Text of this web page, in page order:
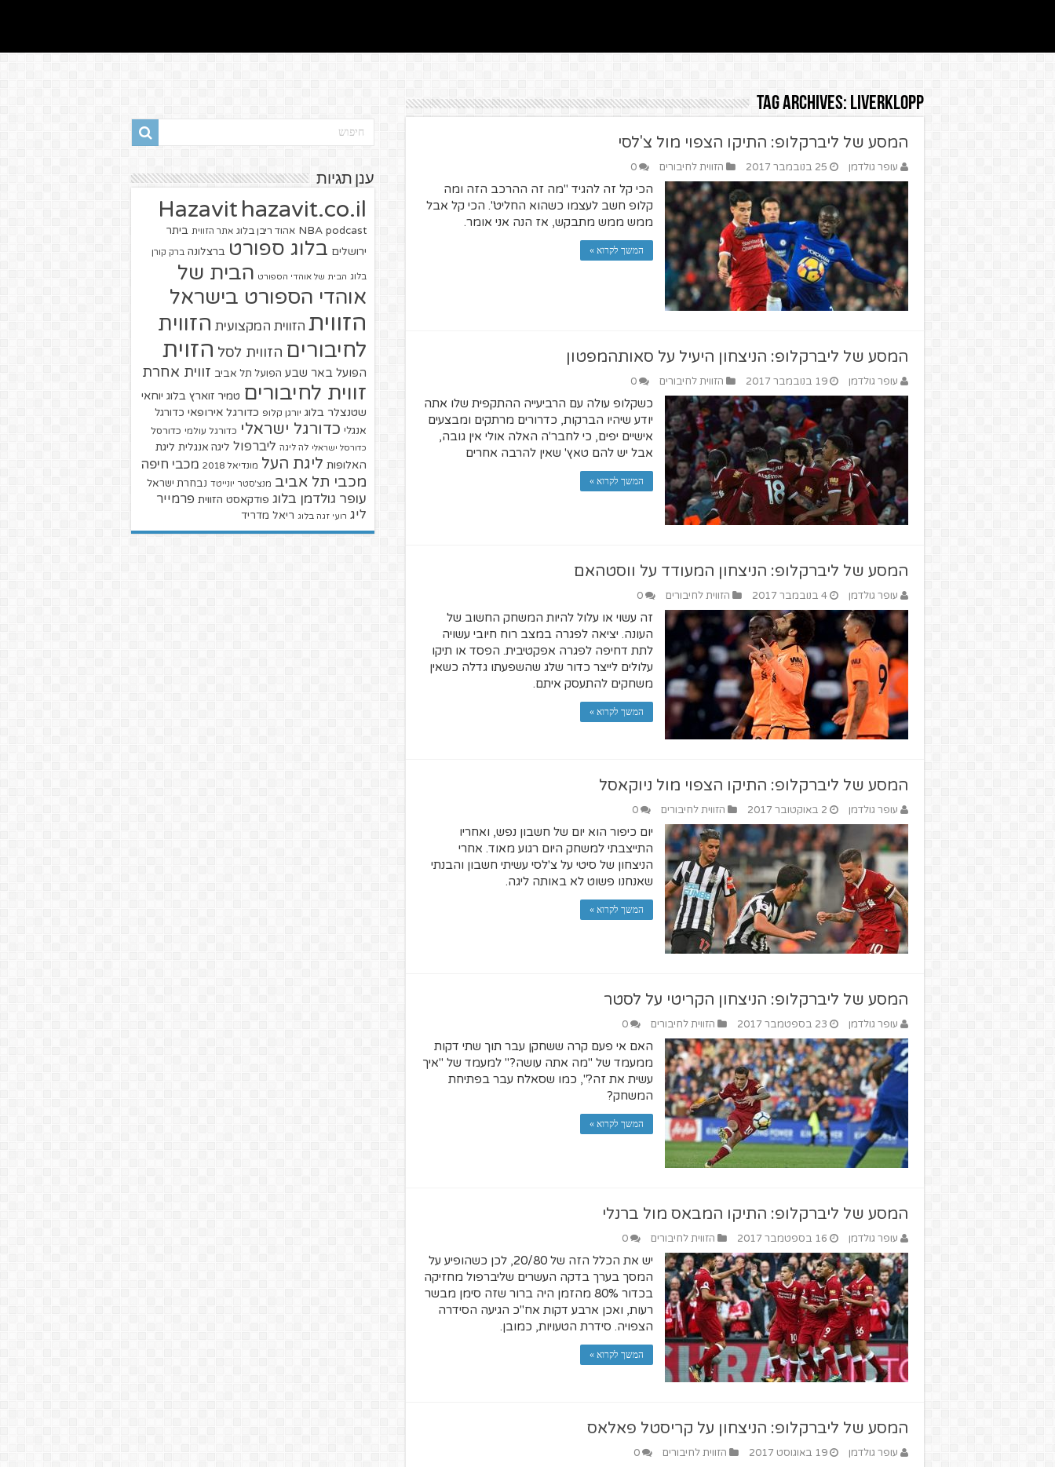
Tag Archives: liverklopp
המסע של ליברקלופ: התיקו הצפוי מול צ'לסי
עופר גולדמן 25 בנובמבר 2017 הזווית לחיבורים 0
הכי קל זה להגיד "מה זה ההרכב הזה ומה
קלופ חשב לעצמו כשהוא החליט". הכי קל אבל
ממש ממש מתבקש, אז הנה אני אומר.
המשך לקרוא »
המסע של ליברקלופ: הניצחון היעיל על סאותהמפטון
עופר גולדמן 19 בנובמבר 2017 הזווית לחיבורים 0
כשקלופ עולה עם הרביעייה ההתקפית שלו אתה
יודע שיהיו הברקות, כדרורים מרתקים ומבצעים
אישיים יפים, כי לחבר'ה האלה אולי אין גובה,
אבל יש להם טאץ' שאין להרבה אחרים
המשך לקרוא »
המסע של ליברקלופ: הניצחון המעודד על ווסטהאם
עופר גולדמן 4 בנובמבר 2017 הזווית לחיבורים 0
זה עשוי או עלול להיות המשחק החשוב של
העונה. יציאה לפגרה במצב רוח חיובי עשויה
לתת דחיפה לפגרה אפקטיבית. הפסד או תיקו
עלולים לייצר כדור שלג שהשפעתו גדלה כשאין
משחקים להתעסק איתם.
המשך לקרוא »
המסע של ליברקלופ: התיקו הצפוי מול ניוקאסל
עופר גולדמן 2 באוקטובר 2017 הזווית לחיבורים 0
יום כיפור הוא יום של חשבון נפש, ואחריו
התייצבתי למשחק היום רגוע מאוד. אחרי
הניצחון של סיטי על צ'לסי עשיתי חשבון והבנתי
שאנחנו פשוט לא באותה ליגה.
המשך לקרוא »
המסע של ליברקלופ: הניצחון הקריטי על לסטר
עופר גולדמן 23 בספטמבר 2017 הזווית לחיבורים 0
האם אי פעם קרה ששחקן עבר תוך שתי דקות
ממעמד של "מה אתה עושה?" למעמד של "איך
עשית את זה?", כמו שסאלח עבר בפתיחת
המשחק?
המשך לקרוא »
המסע של ליברקלופ: התיקו המבאס מול ברנלי
עופר גולדמן 16 בספטמבר 2017 הזווית לחיבורים 0
יש את הכלל הזה של 20/80, לכן כשהופיע על
המסך בערך בדקה העשרים שליברפול מחזיקה
בכדור 80% מהזמן היה ברור שזה סימן מבשר
רעות, ואכן ארבע דקות אח"כ הגיעה הסידרה
הצפויה. סידרת הטעויות, כמובן.
המשך לקרוא »
המסע של ליברקלופ: הניצחון על קריסטל פאלאס
עופר גולדמן 19 באוגוסט 2017 הזווית לחיבורים 0
ענן תגיות
Hazavit hazavit.co.il
NBA podcast אהוד ריבן בלוג אתר הזווית ביתר
ירושלים בלוג ספורט ברצלונה ברק קורן
בלוג הבית של אוהדי הספורט הבית של
אוהדי הספורט בישראל
הזווית הזווית המקצועית הזווית
לחיבורים הזווית לסל הזוית
הפועל באר שבע הפועל תל אביב זווית אחרת
זווית לחיבורים טמיר זוארץ בלוג יוחאי
שטנצלר בלוג יורגן קלופ כדורגל אירופאי כדורגל
אנגלי כדורגל ישראלי כדורגל עולמי כדורסל
כדורסל ישראלי לה ליגה ליברפול ליגה אנגלית ליגת
האלופות ליגת העל מונדיאל 2018 מכבי חיפה
מכבי תל אביב מנצ'סטר יונייטד נבחרת ישראל
עופר גולדמן בלוג פודקאסט הזווית פרמייר
ליג רועי זגה בלוג ריאל מדריד